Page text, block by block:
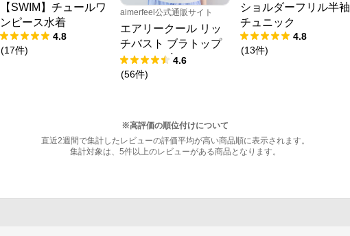
【SWIM】チュールワ
ンピース水着
4.8
(17件)
aimerfeel公式通販サイト
エアリークール リッ
チバスト ブラトップ
(ワイヤー入り)
4.6
(56件)
ショルダーフリル半袖
チュニック
4.8
(13件)
※高評価の順位付けについて
直近2週間で集計したレビューの評価平均が高い商品順に表示されます。
集計対象は、5件以上のレビューがある商品となります。